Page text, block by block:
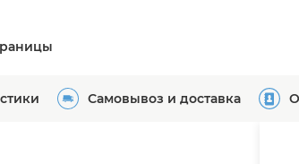
Самовывоз и доставка